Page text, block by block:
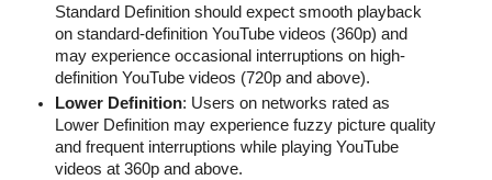
Standard Definition should expect smooth playback
on standard-definition YouTube videos (360p) and
may experience occasional interruptions on high-
definition YouTube videos (720p and above).
Lower Definition: Users on networks rated as
Lower Definition may experience fuzzy picture quality
and frequent interruptions while playing YouTube
videos at 360p and above.